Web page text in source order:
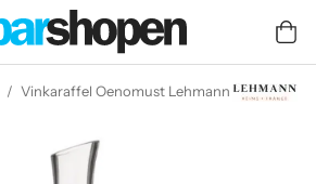
/ Vinkaraffel Oenomust Lehmann 200 cl